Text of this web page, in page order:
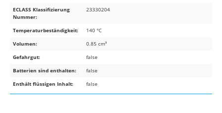
ECLASS Klassifizierung
Nummer:
23330204
Temperaturbeständigkeit:
140 °C
Volumen:
0.85 cm³
Gefahrgut:
false
Batterien sind enthalten:
false
Enthält flüssigen Inhalt:
false